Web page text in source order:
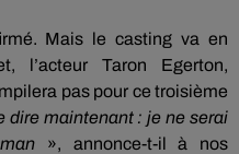
Mais le casting va en
l’acteur Taron Egerton,
pas pour ce troisième
dire maintenant : je ne serai
», annonce-t-il à nos